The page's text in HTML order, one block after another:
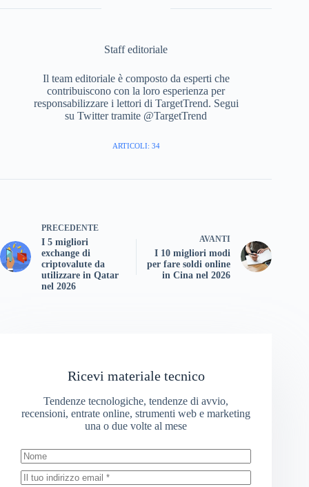
Staff editoriale
Il team editoriale è composto da esperti che
contribuiscono con la loro esperienza per
responsabilizzare i lettori di TargetTrend. Segui
su Twitter tramite @TargetTrend
ARTICOLI: 34
PRECEDENTE
I 5 migliori
exchange di
criptovalute da
utilizzare in Qatar
nel 2026
AVANTI
I 10 migliori modi
per fare soldi online
in Cina nel 2026
Ricevi materiale tecnico
Tendenze tecnologiche, tendenze di avvio,
recensioni, entrate online, strumenti web e marketing
una o due volte al mese